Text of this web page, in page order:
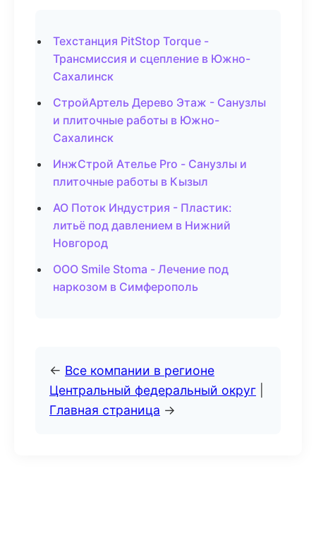
Техстанция PitStop Torque -
Трансмиссия и сцепление в Южно-
Сахалинск
СтройАртель Дерево Этаж - Санузлы
и плиточные работы в Южно-
Сахалинск
ИнжСтрой Ателье Pro - Санузлы и
плиточные работы в Кызыл
АО Поток Индустрия - Пластик:
литьё под давлением в Нижний
Новгород
ООО Smile Stoma - Лечение под
наркозом в Симферополь
← Все компании в регионе
Центральный федеральный округ
Главная страница →